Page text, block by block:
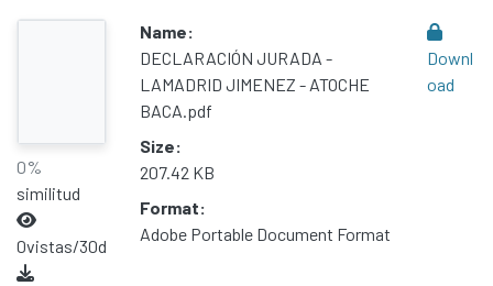
0%
similitud
0vistas/30d
Name:
DECLARACIÓN JURADA -
LAMADRID JIMENEZ - ATOCHE
BACA.pdf
Size:
207.42 KB
Format:
Adobe Portable Document Format
Downl
oad